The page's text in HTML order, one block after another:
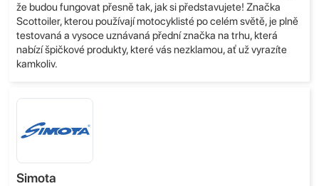
že budou fungovat přesně tak, jak si představujete! Značka
Scottoiler, kterou používají motocyklisté po celém světě, je plně
testovaná a vysoce uznávaná přední značka na trhu, která
nabízí špičkové produkty, které vás nezklamou, ať už vyrazíte
kamkoliv.
Simota